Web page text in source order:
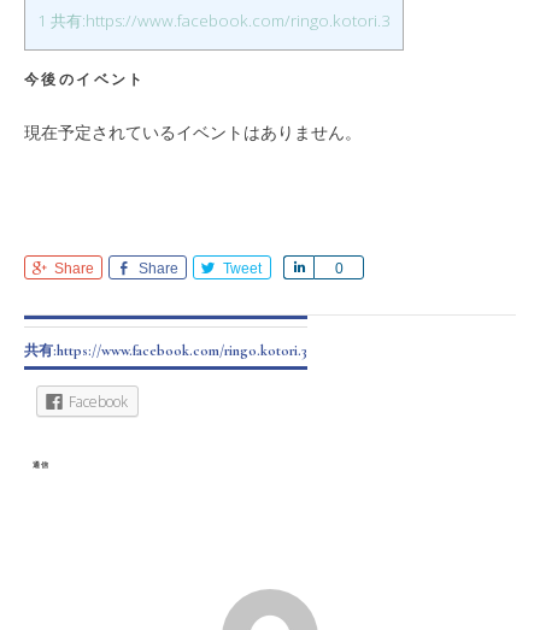
1 共有:https://www.facebook.com/ringo.kotori.3
今後のイベント
現在予定されているイベントはありません。
Share Share Tweet 0
Share
共有:https://www.facebook.com/ringo.kotori.3
Facebook
通信